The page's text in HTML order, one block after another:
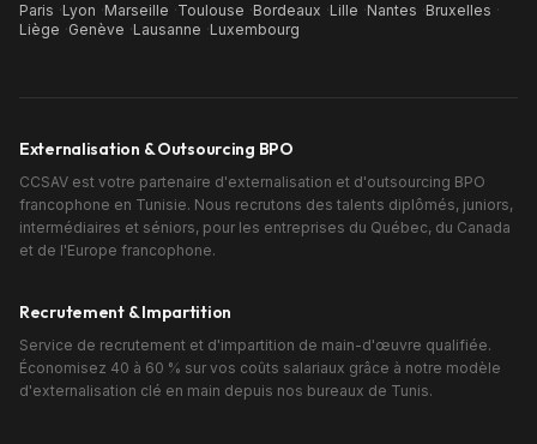
Paris ·Lyon ·Marseille ·Toulouse ·Bordeaux ·Lille ·Nantes ·Bruxelles ·
Liège ·Genève ·Lausanne ·Luxembourg
Externalisation & Outsourcing BPO
CCSAV est votre partenaire d'externalisation et d'outsourcing BPO
francophone en Tunisie. Nous recrutons des talents diplômés, juniors,
intermédiaires et séniors, pour les entreprises du Québec, du Canada
et de l'Europe francophone.
Recrutement & Impartition
Service de recrutement et d'impartition de main-d'œuvre qualifiée.
Économisez 40 à 60 % sur vos coûts salariaux grâce à notre modèle
d'externalisation clé en main depuis nos bureaux de Tunis.